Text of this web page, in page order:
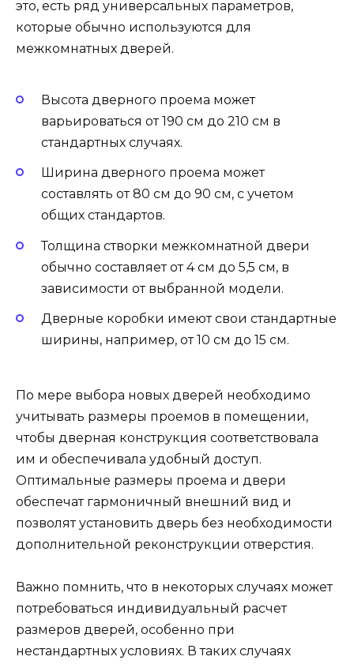
это, есть ряд универсальных параметров,
которые обычно используются для
межкомнатных дверей.
Высота дверного проема может
варьироваться от 190 см до 210 см в
стандартных случаях.
Ширина дверного проема может
составлять от 80 см до 90 см, с учетом
общих стандартов.
Толщина створки межкомнатной двери
обычно составляет от 4 см до 5,5 см, в
зависимости от выбранной модели.
Дверные коробки имеют свои стандартные
ширины, например, от 10 см до 15 см.
По мере выбора новых дверей необходимо
учитывать размеры проемов в помещении,
чтобы дверная конструкция соответствовала
им и обеспечивала удобный доступ.
Оптимальные размеры проема и двери
обеспечат гармоничный внешний вид и
позволят установить дверь без необходимости
дополнительной реконструкции отверстия.
Важно помнить, что в некоторых случаях может
потребоваться индивидуальный расчет
размеров дверей, особенно при
нестандартных условиях. В таких случаях